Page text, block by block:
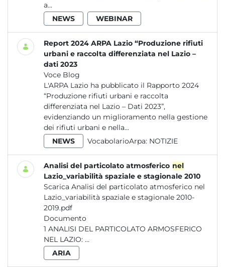
a...
NEWS
WEBINAR
Report 2024 ARPA Lazio “Produzione rifiuti
urbani e raccolta differenziata nel Lazio –
dati 2023
Voce Blog
L'ARPA Lazio ha pubblicato il Rapporto 2024
“Produzione rifiuti urbani e raccolta
differenziata nel Lazio – Dati 2023”,
evidenziando un miglioramento nella gestione
dei rifiuti urbani e nella...
NEWS
VocabolarioArpa: NOTIZIE
Analisi del particolato atmosferico nel
Lazio_variabilità spaziale e stagionale 2010
Scarica Analisi del particolato atmosferico nel
Lazio_variabilità spaziale e stagionale 2010-
2019.pdf
Documento
1 ANALISI DEL PARTICOLATO ARMOSFERICO
NEL LAZIO: ...
ARIA